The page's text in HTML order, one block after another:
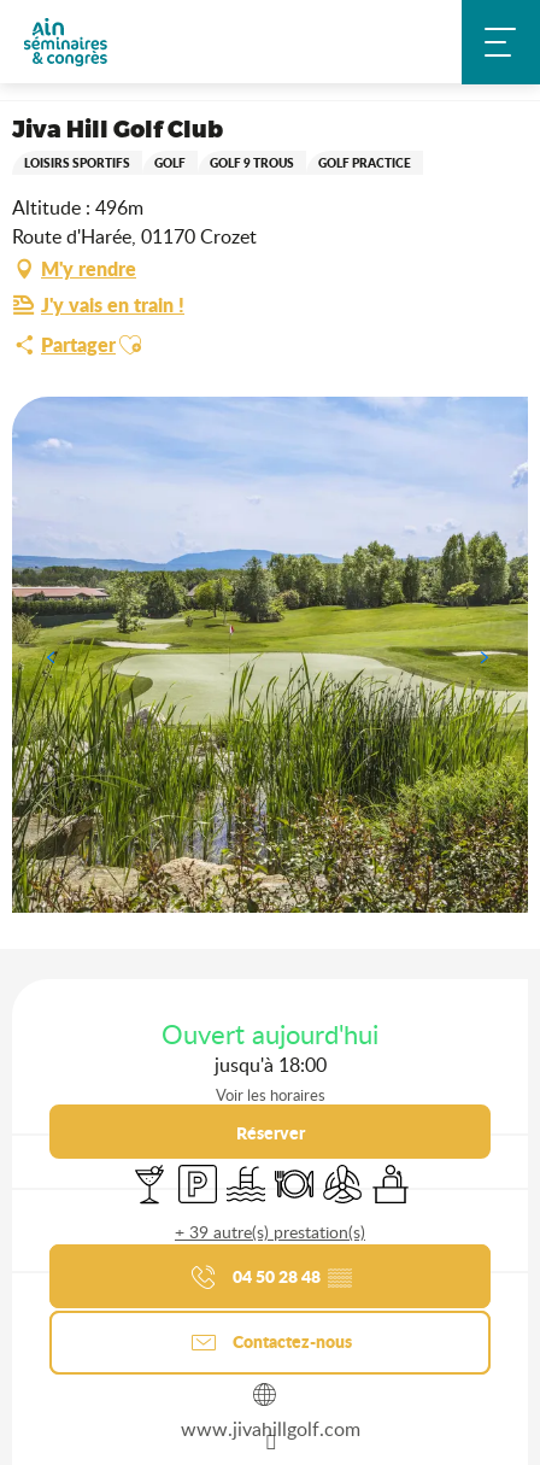
contenu
Accueil
Activités & team-building
Jiva Hill Golf Club
LOISIRS SPORTIFS GOLF GOLF 9 TROUS GOLF PRACTICE
Altitude : 496m
Route d'Harée, 01170 Crozet
M'y rendre
J'y vais en train !
PartagerAjouter aux favoris
Ouvert aujourd'hui
jusqu'à 18:00
Voir les horaires
Réserver
Bar / Buvette
Parking PiscineRestaurantAir conditionné
Séminaires
+ 39 autre(s) prestation(s)
Gagnez du temps : découvrez
les services Ain Séminaires &
Congrès
04 50 28 48 ▒▒
Contactez-nous
www.jivahillgolf.com